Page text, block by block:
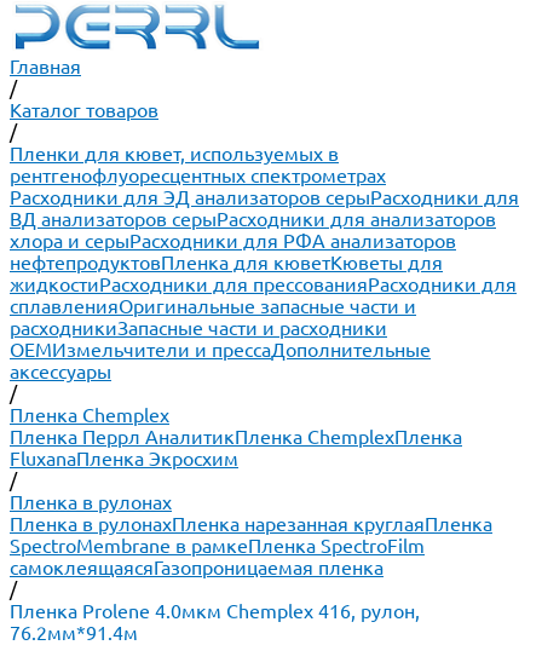
Главная
/
Каталог товаров
/
Пленки для кювет, используемых в
рентгенофлуоресцентных спектрометрах
Расходники для ЭД анализаторов серыРасходники для
ВД анализаторов серыРасходники для анализаторов
хлора и серыРасходники для РФА анализаторов
нефтепродуктовПленка для кюветКюветы для
жидкостиРасходники для прессованияРасходники для
сплавленияОригинальные запасные части и
расходникиЗапасные части и расходники
ОЕМИзмельчители и прессаДополнительные
аксессуары
/
Пленка Chemplex
Пленка Перрл АналитикПленка ChemplexПленка
FluxanaПленка Экросхим
/
Пленка в рулонах
Пленка в рулонахПленка нарезанная круглаяПленка
SpectroMembrane в рамкеПленка SpectroFilm
самоклеящаясяГазопроницаемая пленка
/
Пленка Prolene 4.0мкм Chemplex 416, рулон,
76.2мм*91.4м